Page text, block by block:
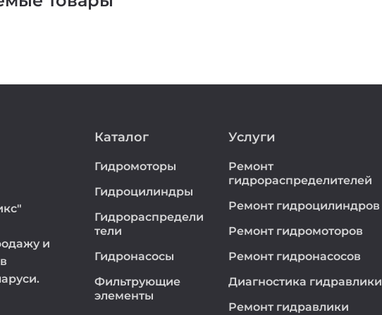
и
Каталог
Гидромоторы
Гидроцилиндры
Гидрораспредели
тели
Гидронасосы
Фильтрующие
элементы
Услуги
Ремонт
гидрораспределителей
Ремонт гидроцилиндров
Ремонт гидромоторов
Ремонт гидронасосов
Диагностика гидравлики
Ремонт гидравлики